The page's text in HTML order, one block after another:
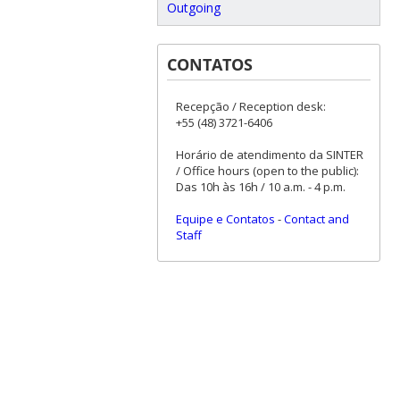
Outgoing
CONTATOS
Recepção / Reception desk:
+55 (48) 3721-6406
Horário de atendimento da SINTER
/ Office hours (open to the public):
Das 10h às 16h / 10 a.m. - 4 p.m.
Equipe e Contatos -Contact and
Staff